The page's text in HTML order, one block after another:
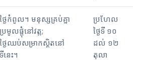
ថ្ងៃកំពូល។ មនុស្សគ្រប់គ្នា
ប្រមូលផ្តុំនៅវត្ត;
ថ្ងៃឈប់សម្រាកស្ថិតនៅ
ទីនេះ។
ប្រហែល
ថ្ងៃទី ១០
ដល់ ១២
តុលា